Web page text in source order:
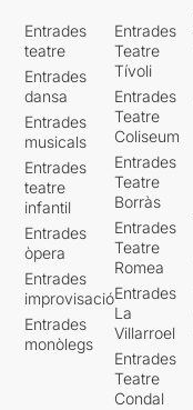
Entrades
teatre
Entrades
dansa
Entrades
musicals
Entrades
teatre
infantil
Entrades
òpera
Entrades
improvisació
Entrades
monòlegs
Entrades
Teatre
Tívoli
Entrades
Teatre
Coliseum
Entrades
Teatre
Borràs
Entrades
Teatre
Romea
Entrades
La
Villarroel
Entrades
Teatre
Condal